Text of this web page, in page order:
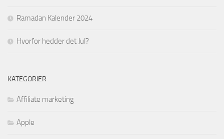
Ramadan Kalender 2024
Hvorfor hedder det Jul?
KATEGORIER
Affiliate marketing
Apple